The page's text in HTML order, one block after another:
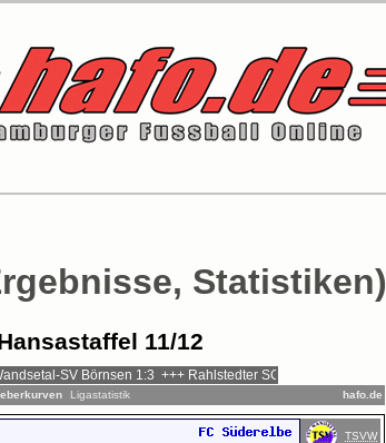
Statistiken)
11/12
Ligastatistik hafo.de
TSVW